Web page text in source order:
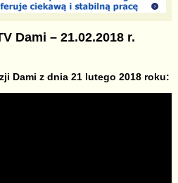
Dami – 21.02.2018 r.
Dami z dnia 21 lutego 2018 roku: